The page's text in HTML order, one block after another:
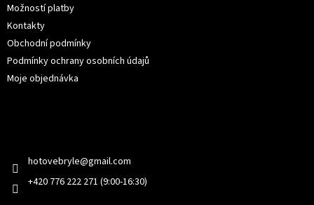
Možností platby
Kontakty
Obchodní podmínky
Podmínky ochrany osobních údajů
Moje objednávka
hotovebryle@gmail.com
+420 776 222 271 (9:00-16:30)